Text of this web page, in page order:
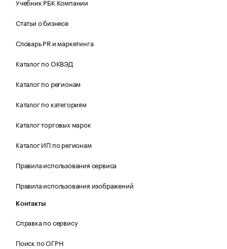
Учебник РБК Компании
Статьи о бизнесе
Словарь PR и маркетинга
Каталог по ОКВЭД
Каталог по регионам
Каталог по категориям
Каталог торговых марок
Каталог ИП по регионам
Правила использования сервиса
Правила использования изображений
Контакты
Справка по сервису
Поиск по ОГРН